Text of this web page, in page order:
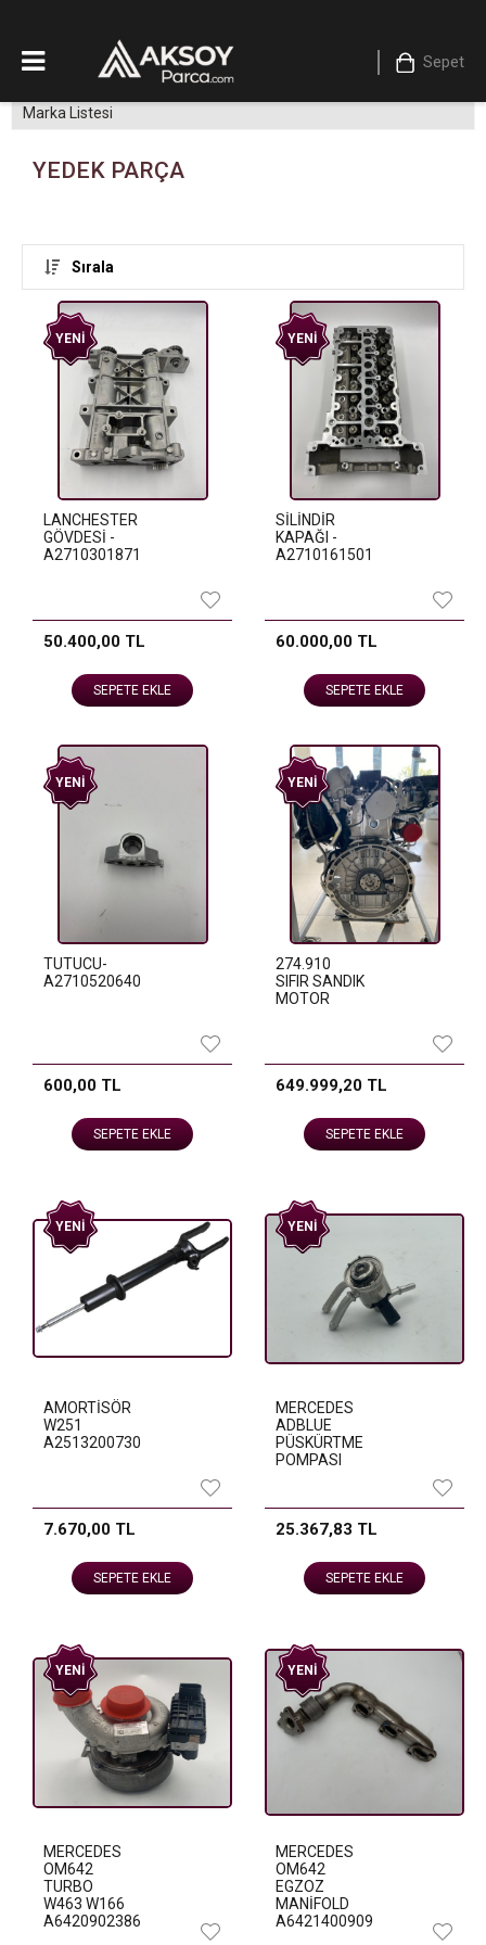
Sepet
Marka Listesi
YEDEK PARÇA
Sırala
YENI
LANCHESTER
GÖVDESİ -
A2710301871
50.400,00 TL
SEPETE EKLE
YENI
SİLİNDİR
KAPAĞI -
A2710161501
60.000,00 TL
SEPETE EKLE
YENI
TUTUCU-
A2710520640
600,00 TL
SEPETE EKLE
YENI
274.910
SIFIR SANDIK
MOTOR
649.999,20 TL
SEPETE EKLE
YENI
AMORTİSÖR
W251
A2513200730
7.670,00 TL
SEPETE EKLE
YENI
MERCEDES
ADBLUE
PÜSKÜRTME
POMPASI
25.367,83 TL
SEPETE EKLE
YENI
MERCEDES
OM642
TURBO
W463 W166
A6420902386
YENI
MERCEDES
OM642
EGZOZ
MANİFOLD
A6421400909